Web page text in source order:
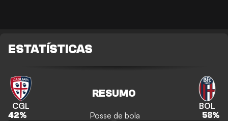
ESTATÍSTICAS
CGL
RESUMO
BOL
42% Posse de bola 58%